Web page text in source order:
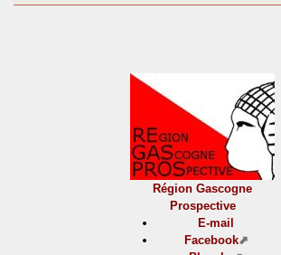
Région Gascogne
Prospective
E-mail
Facebook